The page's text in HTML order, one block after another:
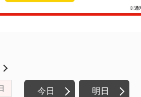
今日 明日